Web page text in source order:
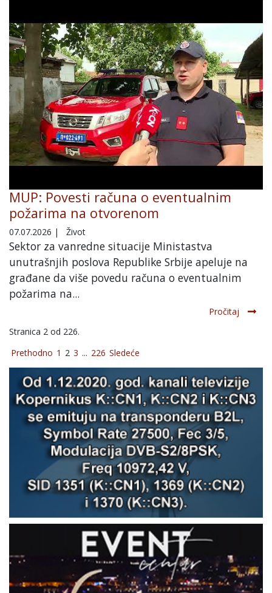
MUP: Povesti računa o eventualnim
požarima na otvorenom
07.07.2026 | Život
Sektor za vanredne situacije Ministastva
unutrašnjih poslova Republike Srbije apeluje na
građane da više povedu računa o eventualnim
požarima na...
Pročitaj
Stranica 2 od 226.
Prethodno 1 2 3 ... 226 Sledeće